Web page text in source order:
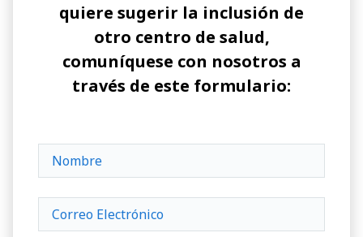
quiere sugerir la inclusión de
otro centro de salud,
comuníquese con nosotros a
través de este formulario: